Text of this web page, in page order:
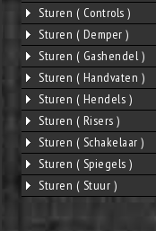
Sturen ( Controls )
Sturen ( Demper )
Sturen ( Gashendel )
Sturen ( Handvaten )
Sturen ( Hendels )
Sturen ( Risers )
Sturen ( Schakelaar )
Sturen ( Spiegels )
Sturen ( Stuur )